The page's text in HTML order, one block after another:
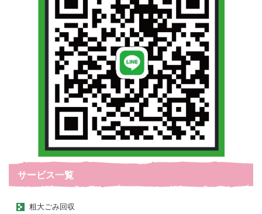
サービス一覧
粗大ごみ回収